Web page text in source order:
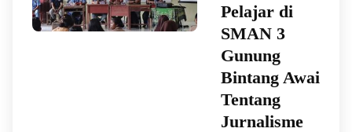
Pelajar di
SMAN 3
Gunung
Bintang Awai
Tentang
Jurnalisme